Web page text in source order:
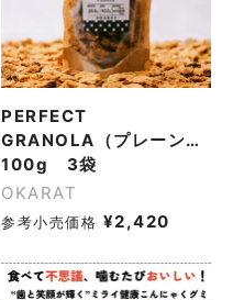
PERFECT
GRANOLA（プレーン
味）
100g 3袋
OKARAT
参考小売価格 ¥2,420